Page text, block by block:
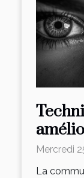
yeux
Mercredi
La